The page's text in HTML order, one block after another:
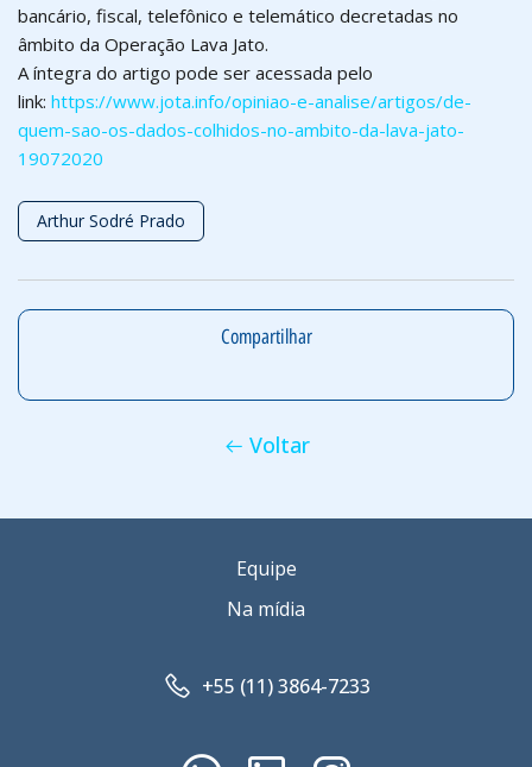
bancário, fiscal, telefônico e telemático decretadas no
âmbito da Operação Lava Jato.
A íntegra do artigo pode ser acessada pelo
link: https://www.jota.info/opiniao-e-analise/artigos/de-
quem-sao-os-dados-colhidos-no-ambito-da-lava-jato-
19072020
Arthur Sodré Prado
Compartilhar
Voltar
Equipe
Na mídia
+55 (11) 3864-7233